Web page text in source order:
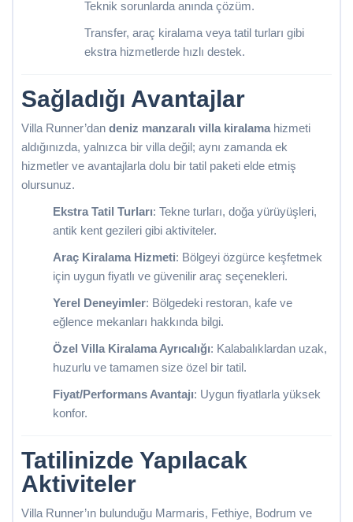
Teknik sorunlarda anında çözüm.
Transfer, araç kiralama veya tatil turları gibi
ekstra hizmetlerde hızlı destek.
Sağladığı Avantajlar
Villa Runner’dan deniz manzaralı villa kiralama hizmeti
aldığınızda, yalnızca bir villa değil; aynı zamanda ek
hizmetler ve avantajlarla dolu bir tatil paketi elde etmiş
olursunuz.
Ekstra Tatil Turları: Tekne turları, doğa yürüyüşleri,
antik kent gezileri gibi aktiviteler.
Araç Kiralama Hizmeti: Bölgeyi özgürce keşfetmek
için uygun fiyatlı ve güvenilir araç seçenekleri.
Yerel Deneyimler: Bölgedeki restoran, kafe ve
eğlence mekanları hakkında bilgi.
Özel Villa Kiralama Ayrıcalığı: Kalabalıklardan uzak,
huzurlu ve tamamen size özel bir tatil.
Fiyat/Performans Avantajı: Uygun fiyatlarla yüksek
konfor.
Tatilinizde Yapılacak
Aktiviteler
Villa Runner’ın bulunduğu Marmaris, Fethiye, Bodrum ve